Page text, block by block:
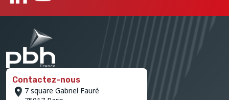
Contactez-nous
7 square Gabriel Fauré